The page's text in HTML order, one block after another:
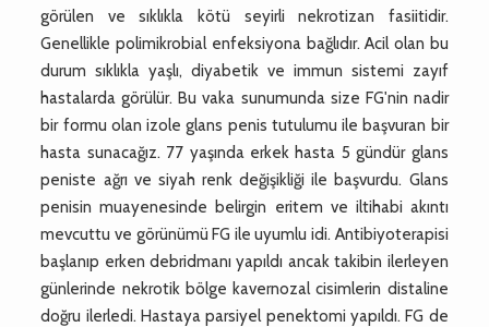
görülen ve sıklıkla kötü seyirli nekrotizan fasiitidir.
Genellikle polimikrobial enfeksiyona bağlıdır. Acil olan bu
durum sıklıkla yaşlı, diyabetik ve immun sistemi zayıf
hastalarda görülür. Bu vaka sunumunda size FG'nin nadir
bir formu olan izole glans penis tutulumu ile başvuran bir
hasta sunacağız. 77 yaşında erkek hasta 5 gündür glans
peniste ağrı ve siyah renk değişikliği ile başvurdu. Glans
penisin muayenesinde belirgin eritem ve iltihabi akıntı
mevcuttu ve görünümü FG ile uyumlu idi. Antibiyoterapisi
başlanıp erken debridmanı yapıldı ancak takibin ilerleyen
günlerinde nekrotik bölge kavernozal cisimlerin distaline
doğru ilerledi. Hastaya parsiyel penektomi yapıldı. FG de